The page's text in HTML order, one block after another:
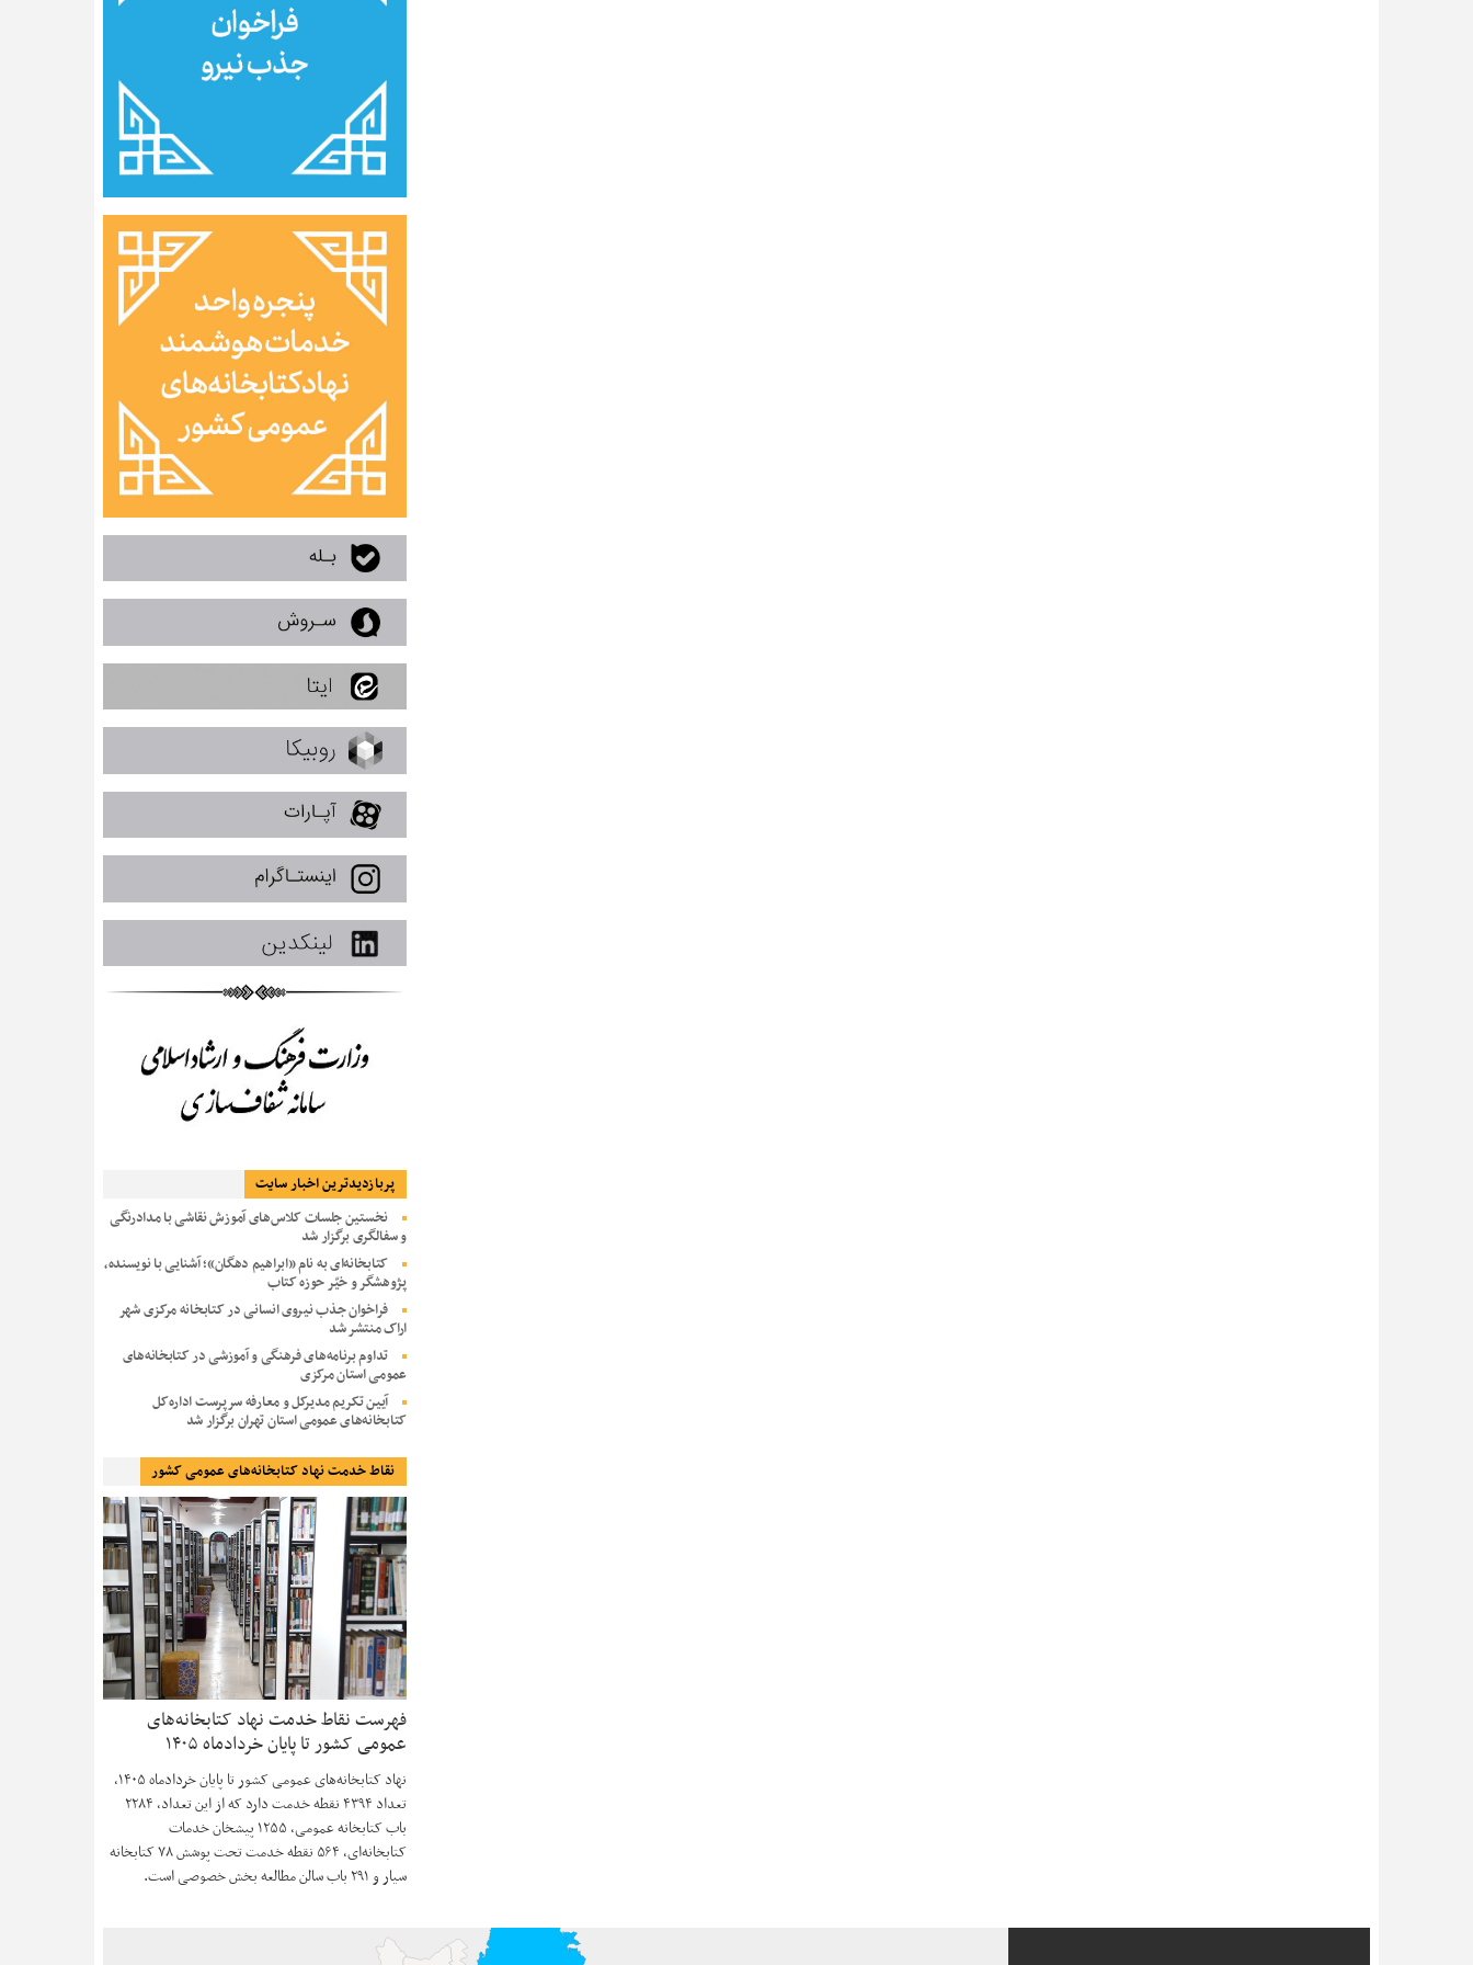
پربازديدترين اخبار سایت
نخستین جلسات کلاس‌های آموزش نقاشی با مدادرنگی
و سفالگری برگزار شد
کتابخانه‌ای به نام «ابراهیم دهگان»؛ آشنایی با نویسنده،
پژوهشگر و خیّر حوزه کتاب
فراخوان جذب نیروی انسانی در کتابخانه مرکزی شهر
اراک منتشر شد
تداوم برنامه‌های فرهنگی و آموزشی در کتابخانه‌های
عمومی استان مرکزی
آیین تکریم مدیرکل و معارفه سرپرست اداره‌کل
کتابخانه‌های عمومی استان تهران برگزار شد
نقاط خدمت نهاد کتابخانه‌های عمومی کشور
فهرست نقاط خدمت نهاد کتابخانه‌های
عمومی کشور تا پایان خردادماه ۱۴۰۵
نهاد کتابخانه‌های عمومی کشور تا پایان خردادماه ۱۴۰۵،
تعداد ۴۳۹۴ نقطه خدمت دارد که از این تعداد، ۲۲۸۴
باب کتابخانه عمومی، ۱۲۵۵ پیشخان خدمات
کتابخانه‌ای، ۵۶۴ نقطه خدمت تحت پوشش ۷۸ کتابخانه
سیار و ۲۹۱ باب سالن مطالعه بخش خصوصی است.